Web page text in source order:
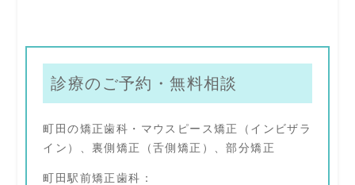
診療のご予約・無料相談
町田の矯正歯科・マウスピース矯正（インビザラ
イン）、裏側矯正（舌側矯正）、部分矯正
町田駅前矯正歯科：